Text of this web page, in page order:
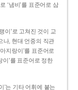
‘냄비’를 표준어로 삼
이’로 고쳐진 것이 교
나, 현대 언중의 직관
지랑이’를 표준어로
이’를 표준어로 정한
’는 기타 어휘에 붙는